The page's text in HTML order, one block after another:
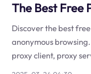
The Best Free
Discover the best
anonymous
proxy client, proxy